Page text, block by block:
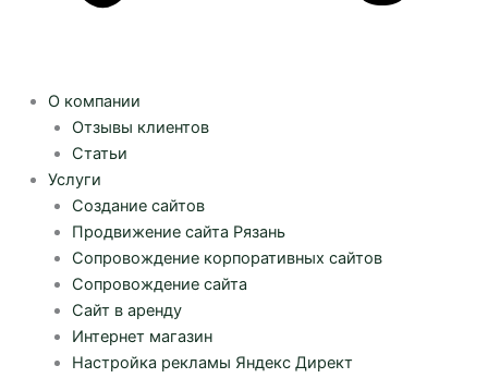
О компании
Отзывы клиентов
Статьи
Услуги
Создание сайтов
Продвижение сайта Рязань
Сопровождение корпоративных сайтов
Сопровождение сайта
Сайт в аренду
Интернет магазин
Настройка рекламы Яндекс Директ